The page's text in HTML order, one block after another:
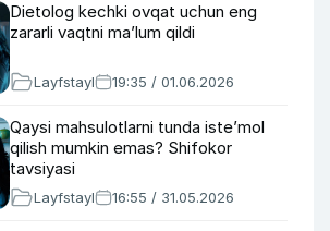
Dietolog kechki ovqat uchun eng
zararli vaqtni ma’lum qildi
Layfstayl 19:35 / 01.06.2026
Qaysi mahsulotlarni tunda iste’mol
qilish mumkin emas? Shifokor
tavsiyasi
Layfstayl 16:55 / 31.05.2026